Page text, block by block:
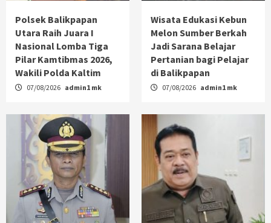
Polsek Balikpapan
Utara Raih Juara I
Nasional Lomba Tiga
Pilar Kamtibmas 2026,
Wakili Polda Kaltim
07/08/2026 admin1 mk
Wisata Edukasi Kebun
Melon Sumber Berkah
Jadi Sarana Belajar
Pertanian bagi Pelajar
di Balikpapan
07/08/2026 admin1 mk